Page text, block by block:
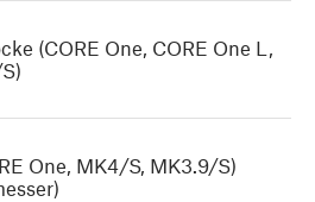
(CORE One, CORE One L,
One, MK4/S, MK3.9/S)